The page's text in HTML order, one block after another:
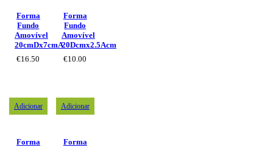
Forma
Fundo
Amovível
20cmDx7cmA
€16.50
Forma
Fundo
Amovível
20Dcmx2.5Acm
€10.00
Adicionar
Forma
Adicionar
Forma